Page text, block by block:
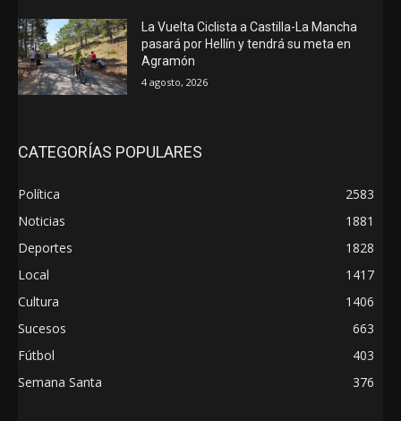
La Vuelta Ciclista a Castilla-La Mancha
pasará por Hellín y tendrá su meta en
Agramón
4 agosto, 2026
CATEGORÍAS POPULARES
Política
2583
Noticias
1881
Deportes
1828
Local
1417
Cultura
1406
Sucesos
663
Fútbol
403
Semana Santa
376